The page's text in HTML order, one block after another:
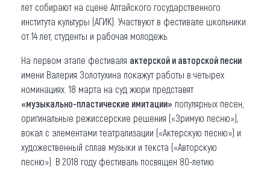
лет собирают на сцене Алтайского государственного
института культуры (АГИК). Участвуют в фестивале школьники
от 14 лет, студенты и рабочая молодежь.
На первом этапе фестиваля актерской и авторской песни
имени Валерия Золотухина покажут работы в четырех
номинациях. 18 марта на суд жюри представят
«музыкально-пластические имитации» популярных песен,
оригинальные режиссерские решения («Зримую песню»),
вокал с элементами театрализации («Актерскую песню») и
художественный сплав музыки и текста («Авторскую
песню»). В 2018 году фестиваль посвящен 80-летию